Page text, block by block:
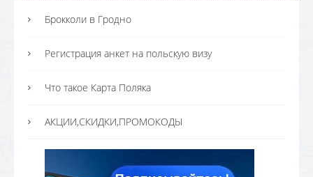
Брокколи в Гродно
Регистрация анкет на польскую визу
Что такое Карта Поляка
АКЦИИ,СКИДКИ,ПРОМОКОДЫ